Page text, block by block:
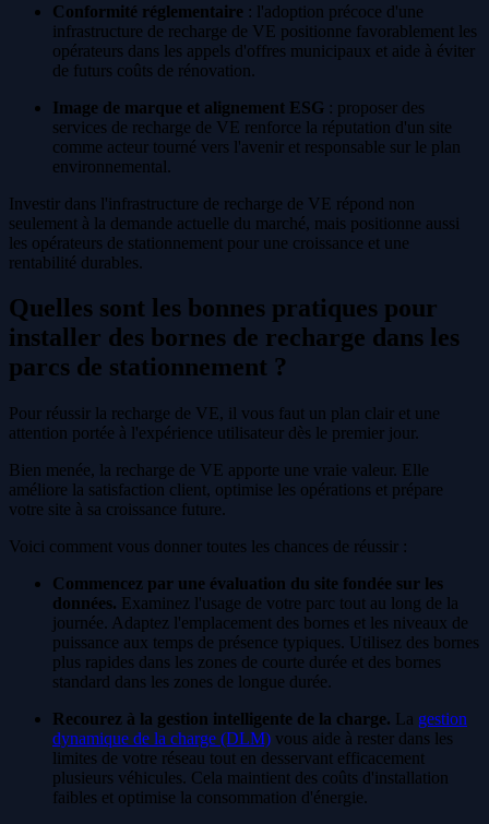
Conformité réglementaire : l'adoption précoce d'une
infrastructure de recharge de VE positionne favorablement les
opérateurs dans les appels d'offres municipaux et aide à éviter
de futurs coûts de rénovation.
Image de marque et alignement ESG : proposer des
services de recharge de VE renforce la réputation d'un site
comme acteur tourné vers l'avenir et responsable sur le plan
environnemental.
Investir dans l'infrastructure de recharge de VE répond non
seulement à la demande actuelle du marché, mais positionne aussi
les opérateurs de stationnement pour une croissance et une
rentabilité durables.
Quelles sont les bonnes pratiques pour
installer des bornes de recharge dans les
parcs de stationnement ?
Pour réussir la recharge de VE, il vous faut un plan clair et une
attention portée à l'expérience utilisateur dès le premier jour.
Bien menée, la recharge de VE apporte une vraie valeur. Elle
améliore la satisfaction client, optimise les opérations et prépare
votre site à sa croissance future.
Voici comment vous donner toutes les chances de réussir :
Commencez par une évaluation du site fondée sur les
données. Examinez l'usage de votre parc tout au long de la
journée. Adaptez l'emplacement des bornes et les niveaux de
puissance aux temps de présence typiques. Utilisez des bornes
plus rapides dans les zones de courte durée et des bornes
standard dans les zones de longue durée.
Recourez à la gestion intelligente de la charge. La gestion
dynamique de la charge (DLM) vous aide à rester dans les
limites de votre réseau tout en desservant efficacement
plusieurs véhicules. Cela maintient des coûts d'installation
faibles et optimise la consommation d'énergie.